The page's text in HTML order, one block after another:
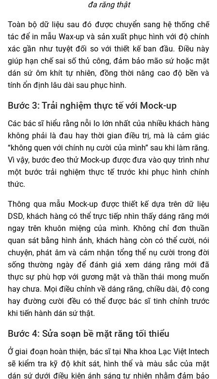
đa răng thật
Toàn bộ dữ liệu sau đó được chuyển sang hệ thống chế
tác để in mẫu Wax-up và sản xuất phục hình với độ chính
xác gần như tuyệt đối so với thiết kế ban đầu. Điều này
giúp hạn chế sai số thủ công, đảm bảo mão sứ hoặc mặt
dán sứ ôm khít tự nhiên, đồng thời nâng cao độ bền và
tính ổn định lâu dài sau phục hình.
Bước 3: Trải nghiệm thực tế với Mock-up
Các bác sĩ hiểu rằng nỗi lo lớn nhất của nhiều khách hàng
không phải là đau hay thời gian điều trị, mà là cảm giác
“không quen với chính nụ cười của mình” sau khi làm răng.
Vì vậy, bước đeo thử Mock-up được đưa vào quy trình như
một bước trải nghiệm thực tế trước khi phục hình chính
thức.
Thông qua mẫu Mock-up được thiết kế dựa trên dữ liệu
DSD, khách hàng có thể trực tiếp nhìn thấy dáng răng mới
ngay trên khuôn miệng của mình. Không chỉ đơn thuần
quan sát bằng hình ảnh, khách hàng còn có thể cười, nói
chuyện, phát âm và cảm nhận tổng thể nụ cười trong đời
sống thường ngày để đánh giá xem dáng răng mới đã
thực sự phù hợp với gương mặt và thần thái mong muốn
hay chưa. Mọi điều chỉnh về dáng răng, chiều dài, độ cong
hay đường cười đều có thể được bác sĩ tinh chỉnh trước
khi tiến hành dán sứ thật.
Bước 4: Sửa soạn bề mặt răng tối thiểu
Ở giai đoạn hoàn thiện, bác sĩ tại Nha khoa Lạc Việt Intech
sẽ kiểm tra kỹ độ khít sát, hình thể và màu sắc của mặt
dán sứ dưới điều kiện ánh sáng tự nhiên nhằm đảm bảo